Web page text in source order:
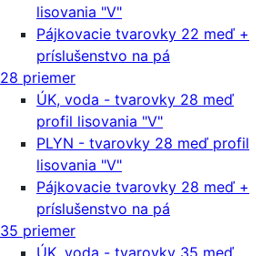
lisovania "V"
Pájkovacie tvarovky 22 meď +
príslušenstvo na pá
28 priemer
ÚK, voda - tvarovky 28 meď
profil lisovania "V"
PLYN - tvarovky 28 meď profil
lisovania "V"
Pájkovacie tvarovky 28 meď +
príslušenstvo na pá
35 priemer
ÚK, voda - tvarovky 35 meď